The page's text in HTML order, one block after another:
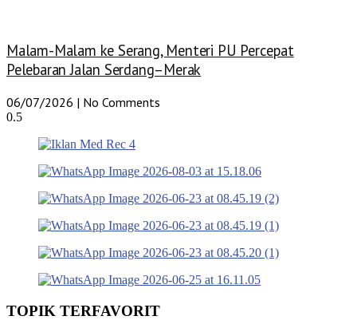
Malam-Malam ke Serang, Menteri PU Percepat
Pelebaran Jalan Serdang–Merak
06/07/2026 No Comments
TOPIK TERFAVORIT